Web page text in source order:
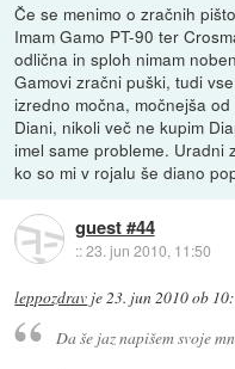
Če se menimo o zračnih
Imam Gamo PT-90 ter
odlična in sploh nimam
Gamovi zračni puški, tudi
izredno močna, močnejša
Diani, nikoli več ne kupim
imel same probleme. Uradni
ko so mi v rojalu še diano
guest #44
::23. jun 2010, 11:50
leppozdrav je23. jun 2010 ob
Da še jaz napišem svoje